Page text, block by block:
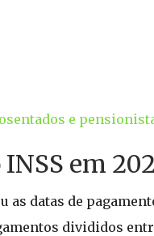
e
em
as datas de
divididos